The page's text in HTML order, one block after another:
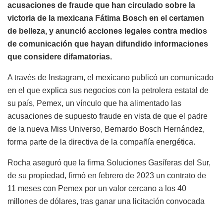
acusaciones de fraude que han circulado sobre la
victoria de la mexicana Fátima Bosch en el certamen
de belleza, y anunció acciones legales contra medios
de comunicación que hayan difundido informaciones
que considere difamatorias.
A través de Instagram, el mexicano publicó un comunicado
en el que explica sus negocios con la petrolera estatal de
su país, Pemex, un vínculo que ha alimentado las
acusaciones de supuesto fraude en vista de que el padre
de la nueva Miss Universo, Bernardo Bosch Hernández,
forma parte de la directiva de la compañía energética.
Rocha aseguró que la firma Soluciones Gasíferas del Sur,
de su propiedad, firmó en febrero de 2023 un contrato de
11 meses con Pemex por un valor cercano a los 40
millones de dólares, tras ganar una licitación convocada